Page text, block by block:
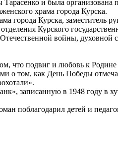
и была
храма города Курска.
Курска, заместитель
Курского
войны, духовной
что подвиг и любовь к
как День Победы
записанную в 1948 году в
поблагодарил детей и